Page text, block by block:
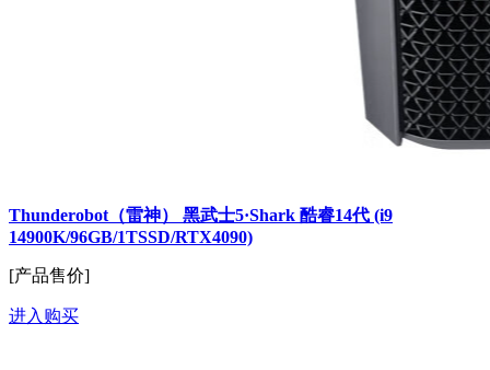
Thunderobot（雷神） 黑武士5·Shark 酷睿14代 (i9
14900K/96GB/1TSSD/RTX4090)
[产品售价]
进入购买